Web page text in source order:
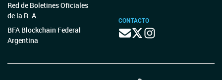
Red de Boletines Oficiales
de la R. A.
BFA Blockchain Federal
Argentina
CONTACTO